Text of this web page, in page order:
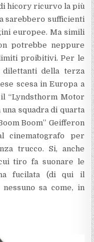
hicory ricurvo la più
sarebbero sufficienti
europee. Ma simili
potrebbe neppure
proibitivi. Per le
della terza
scesa in Europa a
“Lyndsthorm Motor
squadra di quarta
Boom” Geifferon
cinematografo per
trucco. Si, anche
tiro fa suonare le
fucilata (di qui il
sa come, in